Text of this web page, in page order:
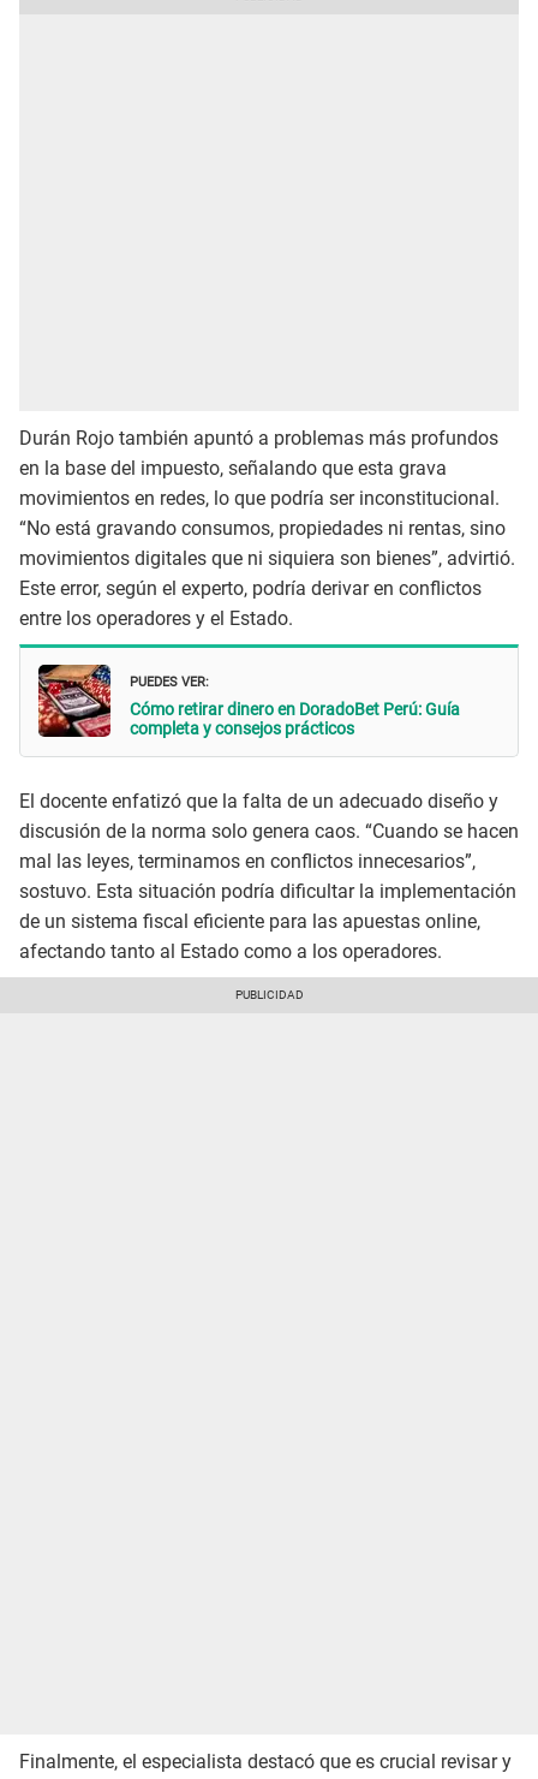
Durán Rojo también apuntó a problemas más profundos
en la base del impuesto, señalando que esta grava
movimientos en redes, lo que podría ser inconstitucional.
“No está gravando consumos, propiedades ni rentas, sino
movimientos digitales que ni siquiera son bienes”, advirtió.
Este error, según el experto, podría derivar en conflictos
entre los operadores y el Estado.
PUEDES VER:
Cómo retirar dinero en DoradoBet Perú: Guía
completa y consejos prácticos
El docente enfatizó que la falta de un adecuado diseño y
discusión de la norma solo genera caos. “Cuando se hacen
mal las leyes, terminamos en conflictos innecesarios”,
sostuvo. Esta situación podría dificultar la implementación
de un sistema fiscal eficiente para las apuestas online,
afectando tanto al Estado como a los operadores.
Finalmente, el especialista destacó que es crucial revisar y